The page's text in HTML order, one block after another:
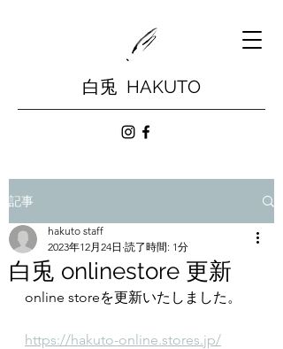
白兎 HAKUTO
記事
白兎 onlinestore 更新
hakuto staff
2023年12月24日 読了時間: 1分
online storeを更新いたしました。
https://hakuto-online.stores.jp/